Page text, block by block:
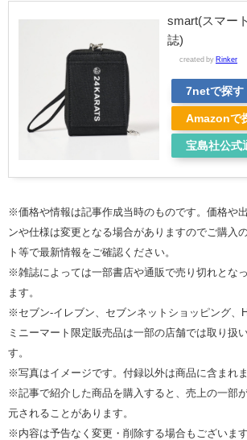
smart(スマー
誌)
created by Rinker
7netで探す
Amazonで
宝島社公式
※価格や情報は記事作成当時のものです。価格や
ンや仕様は変更となる場合がありますのでご購入
ト等で最新情報をご確認ください。
※雑誌によっては一部書店や通販で売り切れとな
ます。
※セブン‐イレブン、セブンネットショッピング、
ミニーマート限定販売品は一部の店舗では取り扱
す。
※写真はイメージです。付録以外は商品に含まれま
※記事で紹介した商品を購入すると、売上の一部
元されることがあります。
※内容は予告なく変更・削除する場合もございま